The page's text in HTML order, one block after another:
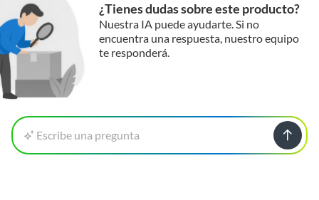
¿Tienes dudas sobre este producto?
Nuestra IA puede ayudarte. Si no
encuentra una respuesta, nuestro equipo
te responderá.
Escribe una pregunta